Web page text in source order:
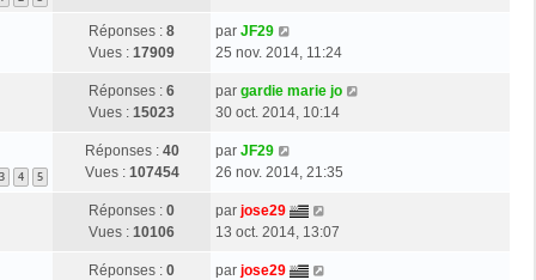
Réponses : 8
Vues : 17909
par JF29
25 nov. 2014, 11:24
Réponses : 6
Vues : 15023
par gardie marie jo
30 oct. 2014, 10:14
3 4 5
Réponses : 40
Vues : 107454
par JF29
26 nov. 2014, 21:35
Réponses : 0
Vues : 10106
par jose29
13 oct. 2014, 13:07
Réponses : 0
par jose29